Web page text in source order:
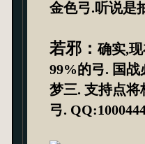
金色弓.听说是
若邪：确实,
99%的弓. 国
梦三.支持点将
弓.